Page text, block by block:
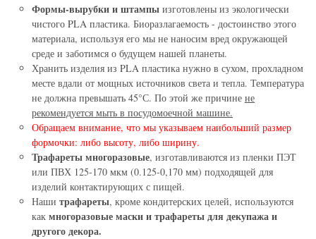
Формы-вырубки и штампы изготовлены из экологически
чистого PLA пластика. Биоразлагаемость - достоинство этого
материала, используя его мы не наносим вред окружающей
среде и заботимся о будущем нашей планеты.
Хранить изделия из PLA пластика нужно в сухом, прохладном
месте вдали от мощных источников света и тепла. Температура
не должна превышать 45°С. По этой же причине не
рекомендуется мыть в посудомоечной машине.
Обращаем внимание, что мы указываем наибольший размер
формочки: либо высоту, либо ширину.
Трафареты многоразовые, изготавливаются из пленки ПЭТ
или ПВХ 125-170 мкм (0.125-0,170 мм) подходящей для
изделий контактирующих с пищей.
Наши трафареты, кроме кондитерских целей, используются
как многоразовые маски и трафареты для декупажа и
другого декора.